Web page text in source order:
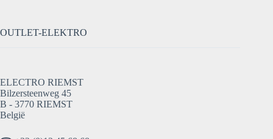
OUTLET-ELEKTRO
ELECTRO RIEMST
Bilzersteenweg 45
B - 3770 RIEMST
België